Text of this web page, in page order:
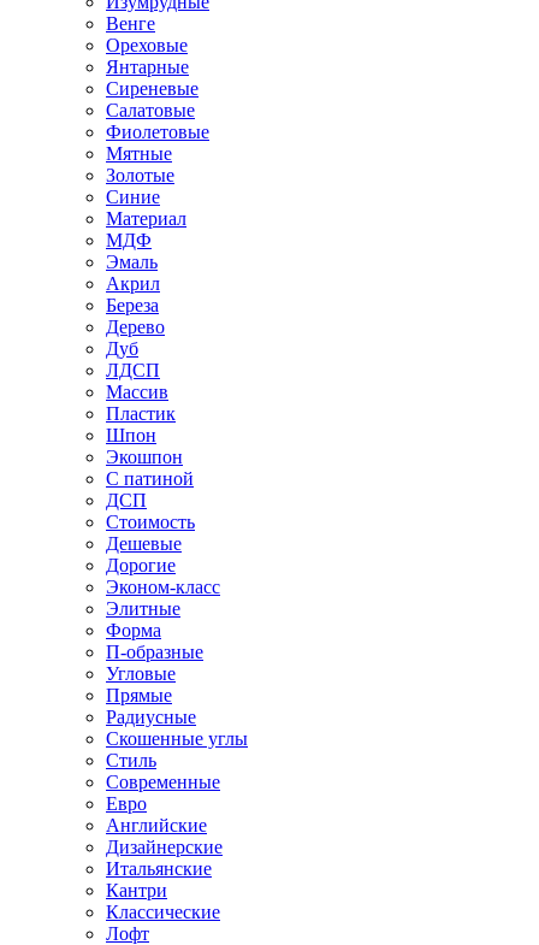
Венге
Ореховые
Янтарные
Сиреневые
Салатовые
Фиолетовые
Мятные
Золотые
Синие
Материал
МДФ
Эмаль
Акрил
Береза
Дерево
Дуб
ЛДСП
Массив
Пластик
Шпон
Экошпон
С патиной
ДСП
Стоимость
Дешевые
Дорогие
Эконом-класс
Элитные
Форма
П-образные
Угловые
Прямые
Радиусные
Скошенные углы
Стиль
Современные
Евро
Английские
Дизайнерские
Итальянские
Кантри
Классические
Лофт